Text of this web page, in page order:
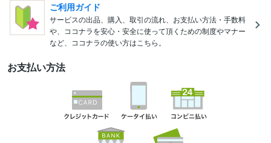
ご利用ガイド
サービスの出品、購入、取引の流れ、お支払い方法・手数料
や、ココナラを安心・安全に使って頂くための制度やマナー
など、ココナラの使い方はこちら。
お支払い方法